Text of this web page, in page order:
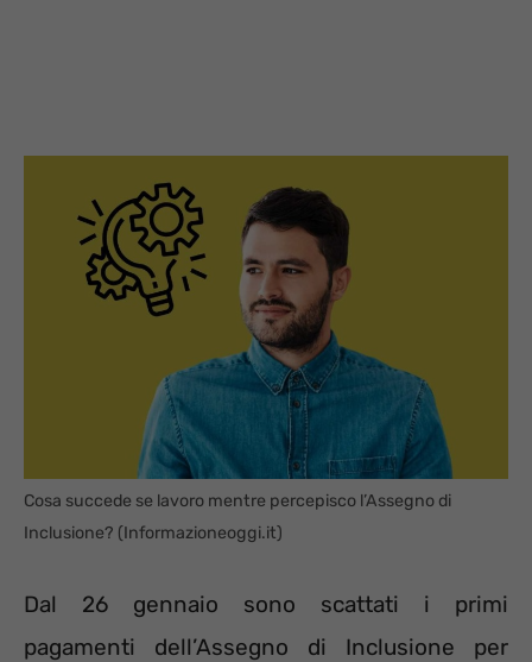
Cosa succede se lavoro mentre percepisco l’Assegno di
Inclusione? (Informazioneoggi.it)
Dal 26 gennaio sono scattati i primi
pagamenti dell’Assegno di Inclusione per